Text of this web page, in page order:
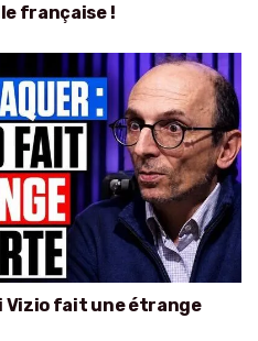
française !
Vizio fait une étrange